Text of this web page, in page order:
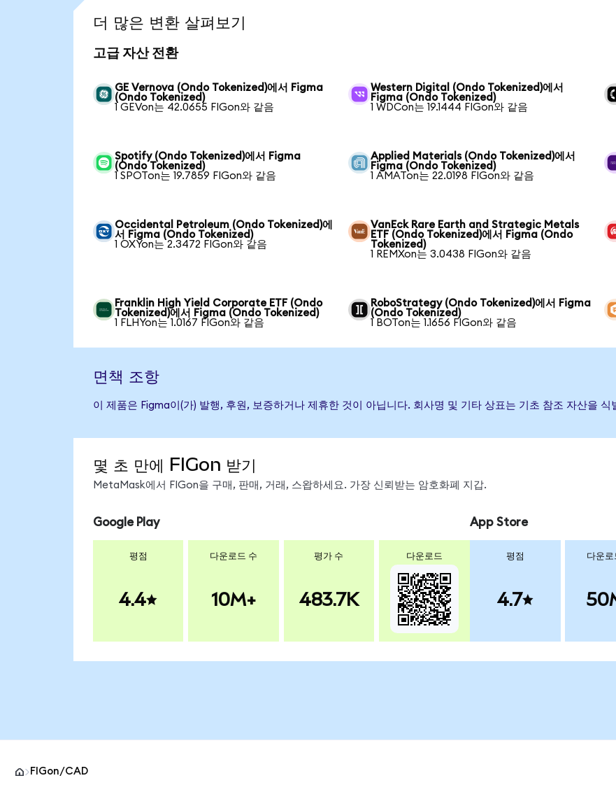
더 많은 변환 살펴보기
고급 자산 전환
GE Vernova (Ondo Tokenized)에서 Figma
(Ondo Tokenized)
1 GEVon는 42.0655 FIGon와 같음
Western Digital (Ondo Tokenized)에서
Figma (Ondo Tokenized)
1 WDCon는 19.1444 FIGon와 같음
Spotify (Ondo Tokenized)에서 Figma
(Ondo Tokenized)
1 SPOTon는 19.7859 FIGon와 같음
Applied Materials (Ondo Tokenized)에서
Figma (Ondo Tokenized)
1 AMATon는 22.0198 FIGon와 같음
Occidental Petroleum (Ondo Tokenized)에
서 Figma (Ondo Tokenized)
1 OXYon는 2.3472 FIGon와 같음
VanEck Rare Earth and Strategic Metals
ETF (Ondo Tokenized)에서 Figma (Ondo
Tokenized)
1 REMXon는 3.0438 FIGon와 같음
Franklin High Yield Corporate ETF (Ondo
Tokenized)에서 Figma (Ondo Tokenized)
1 FLHYon는 1.0167 FIGon와 같음
RoboStrategy (Ondo Tokenized)에서 Figma
(Ondo Tokenized)
1 BOTon는 1.1656 FIGon와 같음
면책 조항
이 제품은 Figma이(가) 발행, 후원, 보증하거나 제휴한 것이 아닙니다. 회사명 및 기타 상표는 기초 참조 자산을 식
몇 초 만에 FIGon 받기
MetaMask에서 FIGon을 구매, 판매, 거래, 스왑하세요. 가장 신뢰받는 암호화폐 지갑.
Google Play
평점
4.4
다운로드 수
10M+
평가 수
483.7K
다운로드
App Store
평점
4.7
다운로
FIGon/CAD